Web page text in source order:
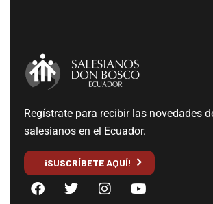
Regístrate para recibir las novedades
salesianos en el Ecuador.
¡SUSCRÍBETE AQUÍ!